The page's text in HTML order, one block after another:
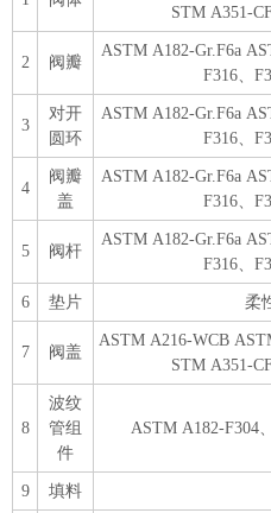
STM A351-
2 阀瓣
ASTM A182-Gr.F6a
F316、
3
对开
圆环
ASTM A182-Gr.F6a
F316、
4
阀瓣
盖
ASTM A182-Gr.F6a
F316、
5 阀杆
ASTM A182-Gr.F6a
F316、
6 垫片 柔
7 阀盖
ASTM A216-WCB
STM A351-
8
波纹
管组
件
ASTM A182-F304
9 填料